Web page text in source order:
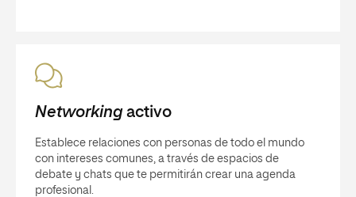
Networkingactivo
Establece relaciones con personas de todo el mundo
con intereses comunes, a través de espacios de
debate y chats que te permitirán crear una agenda
profesional.